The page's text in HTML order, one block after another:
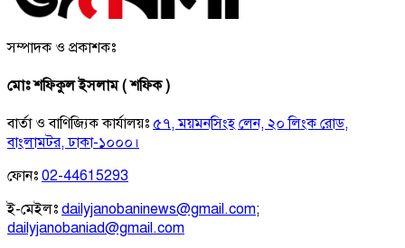
সম্পাদক ও প্রকাশকঃ
মোঃ শফিকুল ইসলাম ( শফিক )
বার্তা ও বাণিজ্যিক কার্যালয়ঃ ৫৭, ময়মনসিংহ লেন, ২০ লিংক রোড,
বাংলামটর, ঢাকা-১০০০।
ফোনঃ 02-44615293
ই-মেইলঃ dailyjanobaninews@gmail.com;
dailyjanobaniad@gmail.com